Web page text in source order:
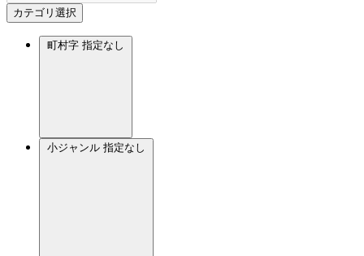
カテゴリ選択
町村字 指定なし
小ジャンル 指定なし